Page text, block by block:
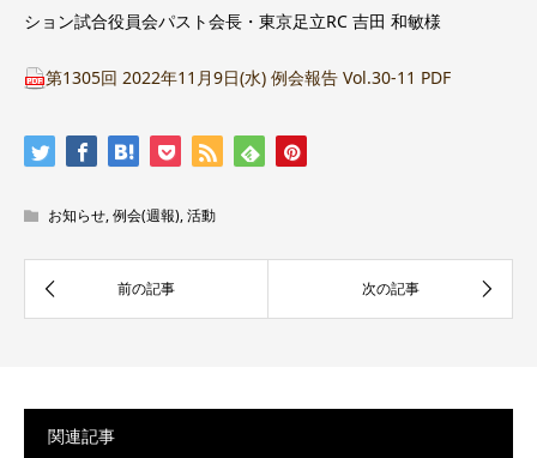
ション試合役員会パスト会長・東京足立RC 吉田 和敏様
第1305回 2022年11月9日(水) 例会報告 Vol.30-11 PDF
お知らせ,例会(週報),活動
関連記事